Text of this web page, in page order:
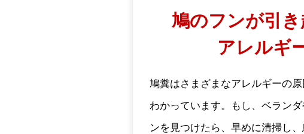
鳩のフンが引
アレルギ
鳩糞はさまざまなアレルギーの
わかっています。もし、ベラン
ンを見つけたら、早めに清掃し